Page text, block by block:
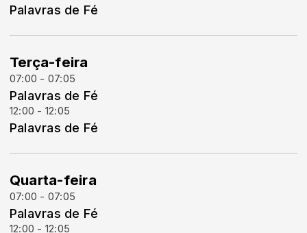
Palavras de Fé
Terça-feira
07:00 - 07:05
Palavras de Fé
12:00 - 12:05
Palavras de Fé
Quarta-feira
07:00 - 07:05
Palavras de Fé
12:00 - 12:05